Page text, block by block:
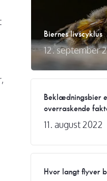
Biernes livscyklus
12. september
Beklædningsbier
overraskende
11. august 2022
Hvor langt flyver